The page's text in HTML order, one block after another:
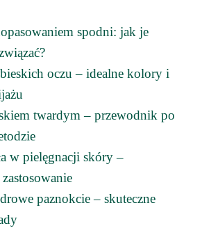
spodni: jak je
oczu – idealne kolory i
twardym – przewodnik po
w pielęgnacji skóry –
paznokcie – skuteczne